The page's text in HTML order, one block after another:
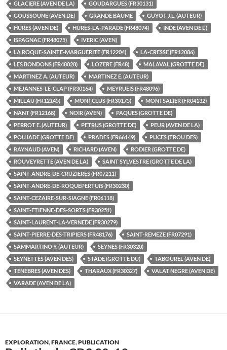
GLACIERE (AVEN DE LA)
GOUDARGUES (FR30131)
GOUSSOUNE (AVEN DE)
GRANDE BAUME
GUYOT J.L. (AUTEUR)
HURES (AVEN DE)
HURES-LA-PARADE (FR48074)
INDE (AVEN DE L')
ISPAGNAC (FR48075)
IVERIC (AVEN)
LA ROQUE-SAINTE-MARGUERITE (FR12204)
LA-CRESSE (FR12086)
LES BONDONS (FR48028)
LOZERE (FR48)
MALAVAL (GROTTE DE)
MARTINEZ A. (AUTEUR)
MARTINEZ E. (AUTEUR)
MEJANNES-LE-CLAP (FR30164)
MEYRUEIS (FR48096)
MILLAU (FR12145)
MONTCLUS (FR30175)
MONTSALIER (FR04132)
NANT (FR12168)
NOIR (AVEN)
PAQUES (GROTTE DE)
PERROT E. (AUTEUR)
PETRUS (GROTTE DE)
PEUR (AVEN DE LA)
POUJADE (GROTTE DE)
PRADES (FR66149)
PUCES (TROU DES)
RAYNAUD (AVEN)
RICHARD (AVEN)
RODIER (GROTTE DE)
ROUVEYRETTE (AVEN DE LA)
SAINT SYLVESTRE (GROTTE DE LA)
SAINT-ANDRE-DE-CRUZIERES (FR07211)
SAINT-ANDRE-DE-ROQUEPERTUIS (FR30230)
SAINT-CEZAIRE-SUR-SIAGNE (FR06118)
SAINT-ETIENNE-DES-SORTS (FR30251)
SAINT-LAURENT-LA-VERNEDE (FR30279)
SAINT-PIERRE-DES-TRIPIERS (FR48176)
SAINT-REMEZE (FR07291)
SAMMARTINO Y. (AUTEUR)
SEYNES (FR30320)
SEYNETTES (AVEN DES)
STADE (GROTTE DU)
TABOUREL (AVEN DE)
TENEBRES (AVEN DES)
THARAUX (FR30327)
VALAT NEGRE (AVEN DE)
VARADE (AVEN DE LA)
EXPLORATION,FRANCE,PUBLICATION